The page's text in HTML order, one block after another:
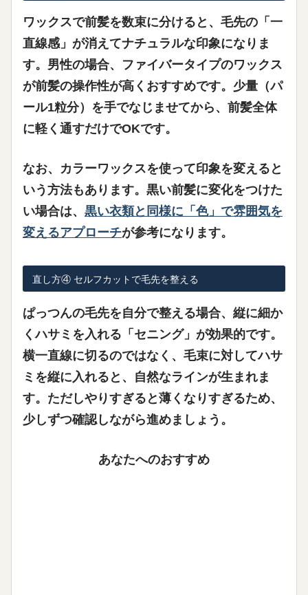
ワックスで前髪を数束に分けると、毛先の「一
直線感」が消えてナチュラルな印象になりま
す。男性の場合、ファイバータイプのワックス
が前髪の操作性が高くおすすめです。少量（パ
ール1粒分）を手でなじませてから、前髪全体
に軽く通すだけでOKです。
なお、カラーワックスを使って印象を変えると
いう方法もあります。黒い前髪に変化をつけた
い場合は、 黒い衣類と同様に「色」で雰囲気を
変えるアプローチが参考になります。
直し方④ セルフカットで毛先を整える
ぱっつんの毛先を自分で整える場合、 縦に細か
くハサミを入れる「セニング」 が効果的です。
横一直線に切るのではなく、毛束に対してハサ
ミを縦に入れると、自然なラインが生まれま
す。ただしやりすぎると薄くなりすぎるため、
少しずつ確認しながら進めましょう。
あなたへのおすすめ